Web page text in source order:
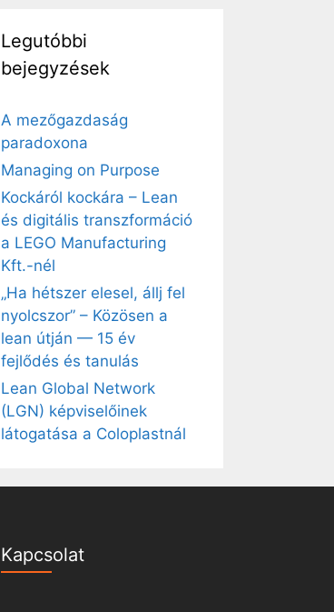
Legutóbbi
bejegyzések
A mezőgazdaság
paradoxona
Managing on Purpose
Kockáról kockára – Lean
és digitális transzformáció
a LEGO Manufacturing
Kft.-nél
„Ha hétszer elesel, állj fel
nyolcszor” – Közösen a
lean útján — 15 év
fejlődés és tanulás
Lean Global Network
(LGN) képviselőinek
látogatása a Coloplastnál
Kapcsolat